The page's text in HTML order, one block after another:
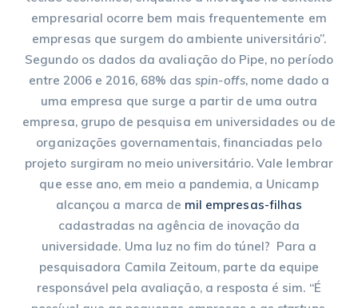
empresarial ocorre bem mais frequentemente em
empresas que surgem do ambiente universitário”.
Segundo os dados da avaliação do Pipe, no período
entre 2006 e 2016, 68% dasspin-offs, nome dado a
uma empresa que surge a partir de uma outra
empresa, grupo de pesquisa em universidades ou de
organizações governamentais, financiadas pelo
projeto surgiram no meio universitário. Vale lembrar
que esse ano, em meio a pandemia, a Unicamp
alcançou a marca de mil empresas-filhas
cadastradas na agência de inovação da
universidade. Uma luz no fim do túnel? Para a
pesquisadora Camila Zeitoum, parte da equipe
responsável pela avaliação, a resposta é sim. “É